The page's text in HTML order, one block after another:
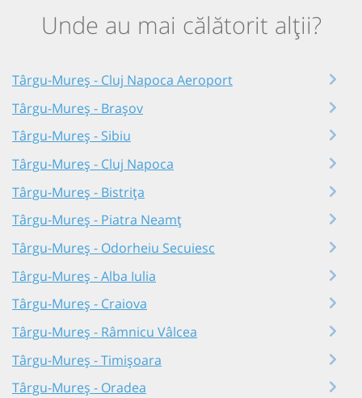
Unde au mai călătorit alții?
Târgu-Mureș - Cluj Napoca Aeroport
Târgu-Mureș - Brașov
Târgu-Mureș - Sibiu
Târgu-Mureș - Cluj Napoca
Târgu-Mureș - Bistrița
Târgu-Mureș - Piatra Neamț
Târgu-Mureș - Odorheiu Secuiesc
Târgu-Mureș - Alba Iulia
Târgu-Mureș - Craiova
Târgu-Mureș - Râmnicu Vâlcea
Târgu-Mureș - Timișoara
Târgu-Mureș - Oradea